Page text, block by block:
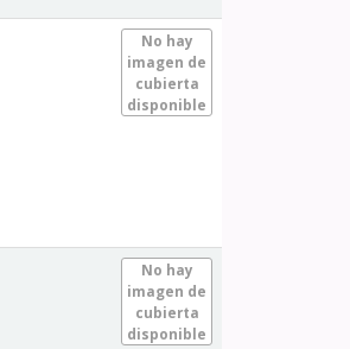
No hay
imagen de
cubierta
disponible
No hay
imagen de
cubierta
disponible